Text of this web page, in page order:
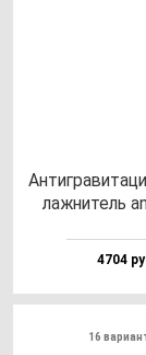
лаж­ни­тель
4704
16